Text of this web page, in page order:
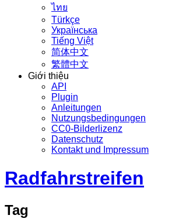
ไทย
Türkçe
Українська
Tiếng Việt
简体中文
繁體中文
Giới thiệu
API
Plugin
Anleitungen
Nutzungsbedingungen
CC0-Bilderlizenz
Datenschutz
Kontakt und Impressum
Radfahrstreifen
Tag